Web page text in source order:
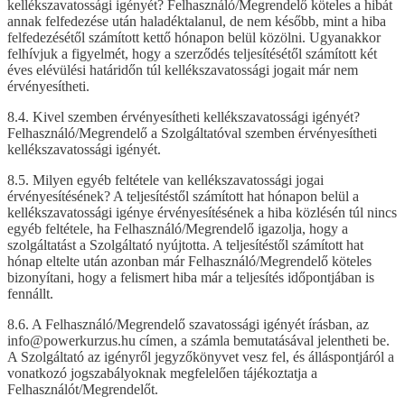
kellékszavatossági igényét? Felhasználó/Megrendelő köteles a hibát
annak felfedezése után haladéktalanul, de nem később, mint a hiba
felfedezésétől számított kettő hónapon belül közölni. Ugyanakkor
felhívjuk a figyelmét, hogy a szerződés teljesítésétől számított két
éves elévülési határidőn túl kellékszavatossági jogait már nem
érvényesítheti.
8.4. Kivel szemben érvényesítheti kellékszavatossági igényét?
Felhasználó/Megrendelő a Szolgáltatóval szemben érvényesítheti
kellékszavatossági igényét.
8.5. Milyen egyéb feltétele van kellékszavatossági jogai
érvényesítésének? A teljesítéstől számított hat hónapon belül a
kellékszavatossági igénye érvényesítésének a hiba közlésén túl nincs
egyéb feltétele, ha Felhasználó/Megrendelő igazolja, hogy a
szolgáltatást a Szolgáltató nyújtotta. A teljesítéstől számított hat
hónap eltelte után azonban már Felhasználó/Megrendelő köteles
bizonyítani, hogy a felismert hiba már a teljesítés időpontjában is
fennállt.
8.6. A Felhasználó/Megrendelő szavatossági igényét írásban, az
info@powerkurzus.hu címen, a számla bemutatásával jelentheti be.
A Szolgáltató az igényről jegyzőkönyvet vesz fel, és álláspontjáról a
vonatkozó jogszabályoknak megfelelően tájékoztatja a
Felhasználót/Megrendelőt.